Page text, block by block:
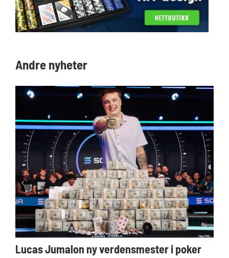
Andre nyheter
Lucas Jumalon ny verdensmester i poker